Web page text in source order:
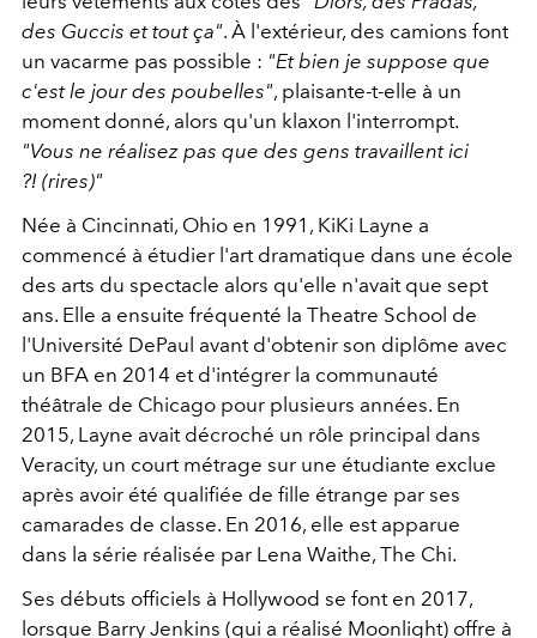
des Guccis et tout ça". À l'extérieur, des camions font
un vacarme pas possible : "Et bien je suppose que
c'est le jour des poubelles", plaisante-t-elle à un
moment donné, alors qu'un klaxon l'interrompt.
"Vous ne réalisez pas que des gens travaillent ici
?! (rires)"
Née à Cincinnati, Ohio en 1991, KiKi Layne a
commencé à étudier l'art dramatique dans une école
des arts du spectacle alors qu'elle n'avait que sept
ans. Elle a ensuite fréquenté la Theatre School de
l'Université DePaul avant d'obtenir son diplôme avec
un BFA en 2014 et d'intégrer la communauté
théâtrale de Chicago pour plusieurs années. En
2015, Layne avait décroché un rôle principal dans
Veracity, un court métrage sur une étudiante exclue
après avoir été qualifiée de fille étrange par ses
camarades de classe. En 2016, elle est apparue
dans la série réalisée par Lena Waithe, The Chi.
Ses débuts officiels à Hollywood se font en 2017,
lorsque Barry Jenkins (qui a réalisé Moonlight) offre à